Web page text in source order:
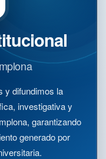
y difundimos la
investigativa y
garantizando
generado por